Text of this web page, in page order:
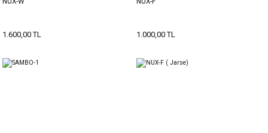
1.600,00 TL 1.000,00 TL